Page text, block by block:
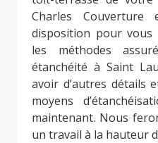
Charles
disposition pour
les méthodes
étanchéité à Saint
avoir d’autres détails
moyens
maintenant. Nous
un travail à la hauteur